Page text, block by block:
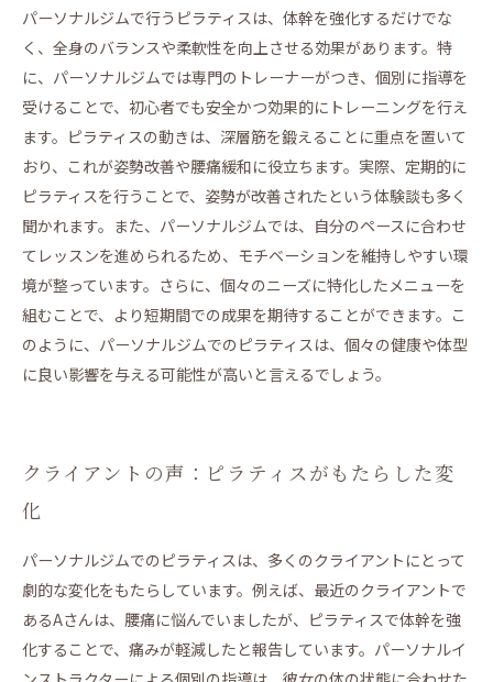
パーソナルジムで行うピラティスは、体幹を強化するだけでな
く、全身のバランスや柔軟性を向上させる効果があります。特
に、パーソナルジムでは専門のトレーナーがつき、個別に指導を
受けることで、初心者でも安全かつ効果的にトレーニングを行え
ます。ピラティスの動きは、深層筋を鍛えることに重点を置いて
おり、これが姿勢改善や腰痛緩和に役立ちます。実際、定期的に
ピラティスを行うことで、姿勢が改善されたという体験談も多く
聞かれます。また、パーソナルジムでは、自分のペースに合わせ
てレッスンを進められるため、モチベーションを維持しやすい環
境が整っています。さらに、個々のニーズに特化したメニューを
組むことで、より短期間での成果を期待することができます。こ
のように、パーソナルジムでのピラティスは、個々の健康や体型
に良い影響を与える可能性が高いと言えるでしょう。
クライアントの声：ピラティスがもたらした変
化
パーソナルジムでのピラティスは、多くのクライアントにとって
劇的な変化をもたらしています。例えば、最近のクライアントで
あるAさんは、腰痛に悩んでいましたが、ピラティスで体幹を強
化することで、痛みが軽減したと報告しています。パーソナルイ